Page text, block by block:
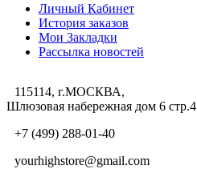
Личный Кабинет
История заказов
Мои Закладки
Рассылка новостей
115114, г.МОСКВА,
Шлюзовая набережная дом 6 стр.4
+7 (499) 288-01-40
yourhighstore@gmail.com